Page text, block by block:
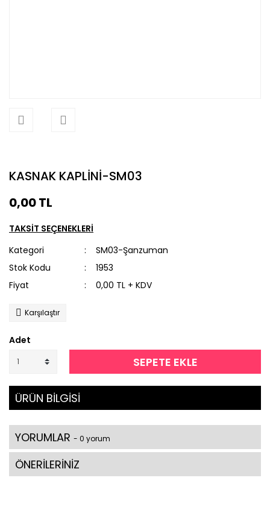
KASNAK KAPLİNİ-SM03
0,00 TL
TAKSİT SEÇENEKLERİ
Kategori
SM03-Şanzuman
Stok Kodu
1953
Fiyat
0,00 TL + KDV
Karşılaştır
Adet
SEPETE EKLE
ÜRÜN BİLGİSİ
YORUMLAR - 0 yorum
ÖNERİLERİNİZ